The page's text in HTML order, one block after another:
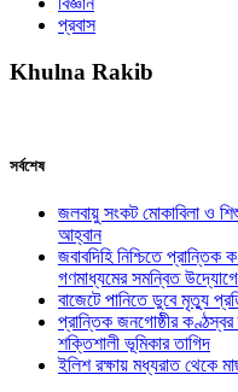
প্রবাস
Khulna Rakib
সর্বশেষ
জলবায়ু সংকট মোকাবিলা ও
আহ্বান
জবাবদিহি নিশ্চিতে
গণমাধ্যমের সমন্বিত
বাজেটে পানিতে ডুবে মৃত্যু
প্রান্তিক জনগোষ্ঠীর
শক্তিশালী ভূমিকার তাগিদ
ইলিশ রক্ষায় মধ্যরাত থেকে